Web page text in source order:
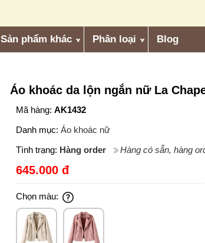
Sản phẩm khác Phân loại Blog
Áo khoác da lộn ngắn nữ La
Mã hàng:AK1432
Danh mục:Áo khoác nữ
Tình trạng: Hàng order Hàng có sẵn, hàng
645.000 đ
Chọn màu: